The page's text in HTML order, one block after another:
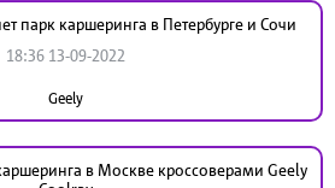
парк каршеринга в Петербурге и Сочи
18:36 13-09-2022
Geely
в Москве кроссоверами Geely